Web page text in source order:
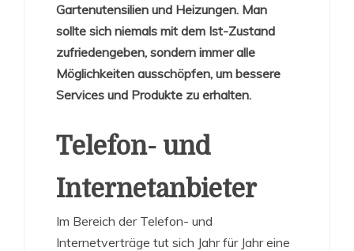
Gartenutensilien und Heizungen. Man
sollte sich niemals mit dem Ist-Zustand
zufriedengeben, sondern immer alle
Möglichkeiten ausschöpfen, um bessere
Services und Produkte zu erhalten.
Telefon- und
Internetanbieter
Im Bereich der Telefon- und
Internetverträge tut sich Jahr für Jahr eine